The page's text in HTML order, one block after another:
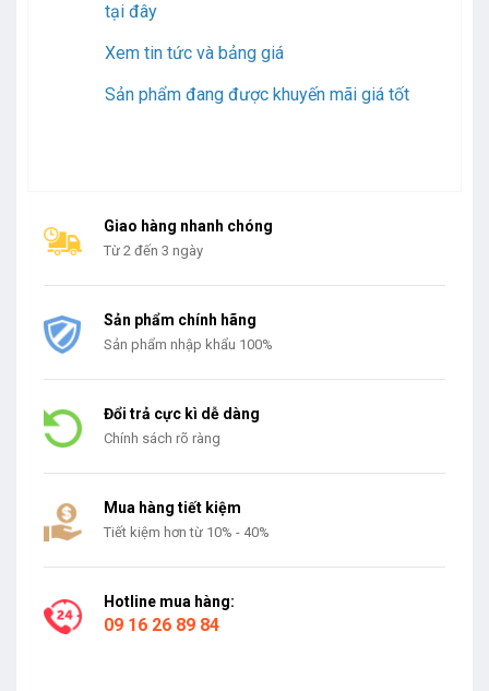
tại đây
Xem tin tức và bảng giá
Sản phẩm đang được khuyến mãi giá tốt
Giao hàng nhanh chóng
Từ 2 đến 3 ngày
Sản phẩm chính hãng
Sản phẩm nhập khẩu 100%
Đổi trả cực kì dễ dàng
Chính sách rõ ràng
Mua hàng tiết kiệm
Tiết kiệm hơn từ 10% - 40%
Hotline mua hàng:
09 16 26 89 84